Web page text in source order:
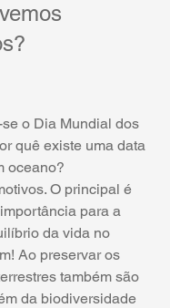
o Dia Mundial dos
quê existe uma data
oceano?
O principal é
para a
da vida no
Ao preservar os
também são
da biodiversidade